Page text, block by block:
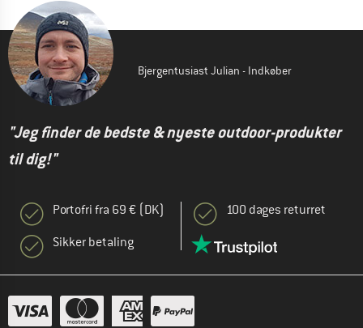
Bjergentusiast Julian - Indkøber
"Jeg finder de bedste & nyeste outdoor-produkter
til dig!"
Portofri fra 69 € (DK)
Sikker betaling
100 dages returret